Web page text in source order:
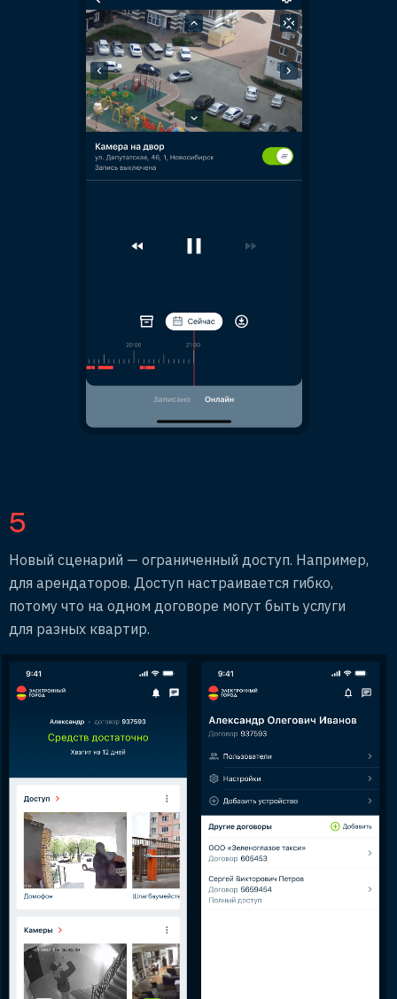
5
Новый сценарий — ограниченный доступ. Например,
для арендаторов. Доступ настраивается гибко,
потому что на одном договоре могут быть услуги
для разных квартир.